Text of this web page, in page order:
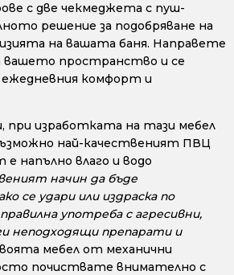
с две чекмеджета с пуш-
решение за подобряване на
на вашата баня. Направете
вашето пространство и се
ежедневния комфорт и
при изработката на тази мебел
най-качественият ПВЦ
напълно влаго и водо
начин да бъде
се удари или издраска по
употреба с агресивни,
неподходящи препарати и
мебел от механични
почиствате внимателно с